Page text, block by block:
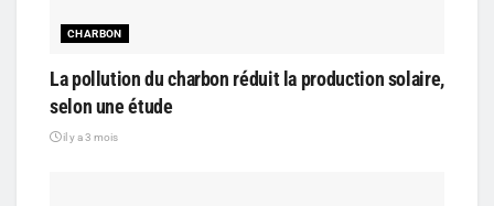
CHARBON
La pollution du charbon réduit la production solaire,
selon une étude
il y a 3 mois